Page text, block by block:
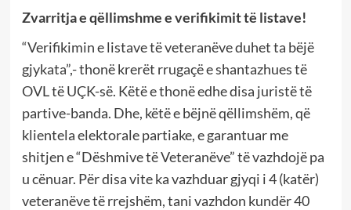
Zvarritja e qëllimshme e verifikimit të listave!
“Verifikimin e listave të veteranëve duhet ta bëjë
gjykata”,- thonë krerët rrugaçë e shantazhues të
OVL të UÇK-së. Këtë e thonë edhe disa juristë të
partive-banda. Dhe, këtë e bëjnë qëllimshëm, që
klientela elektorale partiake, e garantuar me
shitjen e “Dëshmive të Veteranëve” të vazhdojë pa
u cënuar. Për disa vite ka vazhduar gjyqi i 4 (katër)
veteranëve të rrejshëm, tani vazhdon kundër 40